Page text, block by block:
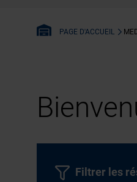
PAGE D'ACCUEIL
Filtrer les